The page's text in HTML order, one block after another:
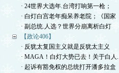
· 24世界大选年.台湾打响第一枪；
· 白灯白宫老年痴呆养老院；《国家
· 副总统.人选？世界分崩离析白灯
【政论406】
· 反犹太复国主义就是反犹太主义
· MAGA！白灯大势已去！关于白人.
· 起诉有豁免权的总统打开潘多拉盒